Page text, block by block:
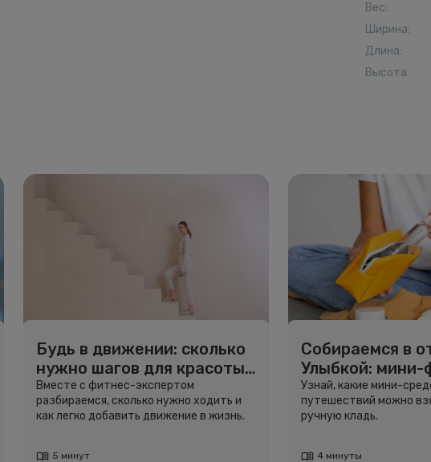
Вес:
Ширина:
Длина:
Высота:
Будь в движении: сколько
нужно шагов для красоты
и здоровья
Вместе с фитнес-экспертом
разбираемся, сколько нужно ходить и
как легко добавить движение в жизнь.
5 минут
Собираемся в
Улыбкой:
для
Узнай, какие мини-
путешествий можно
ручную кладь.
4 минуты